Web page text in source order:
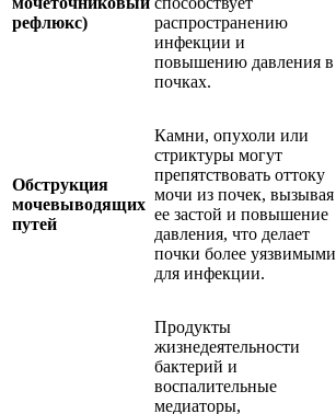
рефлюкс)
распространению
инфекции и
повышению давления в
почках.
Обструкция
мочевыводящих
путей
Камни, опухоли или
стриктуры могут
препятствовать оттоку
мочи из почек, вызывая
ее застой и повышение
давления, что делает
почки более уязвимыми
для инфекции.
Продукты
жизнедеятельности
бактерий и
воспалительные
медиаторы,